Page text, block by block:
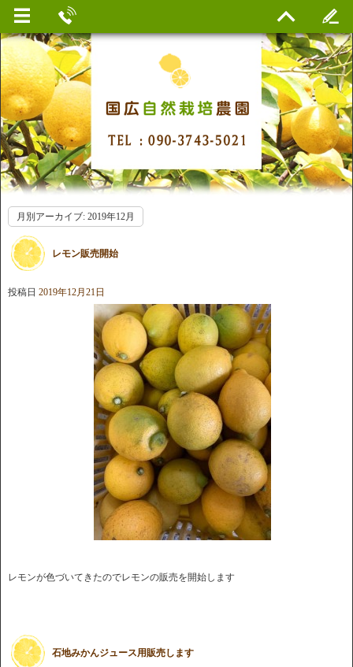
月別アーカイブ: 2019年12月
レモン販売開始
投稿日 2019年12月21日
レモンが色づいてきたのでレモンの販売を開始します
石地みかんジュース用販売します